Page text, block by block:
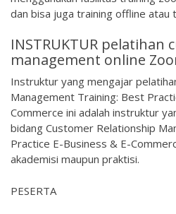
dan bisa juga training offline atau
INSTRUKTUR pelatihan
management online
Instruktur yang mengajar
Management Training: Best
Commerce ini adalah instruktur
bidang Customer Relationship
Practice E-Business & E-
akademisi maupun praktisi.
PESERTA